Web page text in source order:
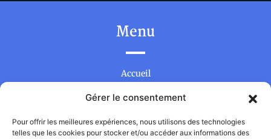
Gérer le consentement
Pour offrir les meilleures expériences, nous utilisons des technologies
telles que les cookies pour stocker et/ou accéder aux informations des
Menu
Accueil
DJ-animateur
Contact